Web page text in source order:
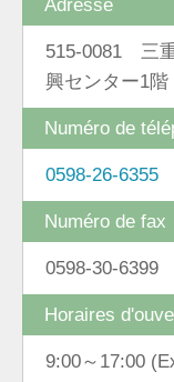
Adresse
515-0081 三
興センター1階
Numéro de
0598-26-6355
Numéro de fax
0598-30-6399
Horaires
9:00～17:00